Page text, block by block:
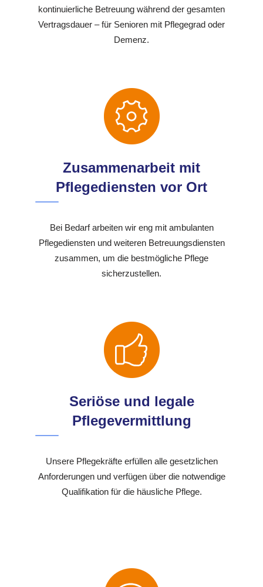
kontinuierliche Betreuung während der gesamten
Vertragsdauer – für Senioren mit Pflegegrad oder
Demenz.
Zusammenarbeit mit
Pflegediensten vor Ort
Bei Bedarf arbeiten wir eng mit ambulanten
Pflegediensten und weiteren Betreuungsdiensten
zusammen, um die bestmögliche Pflege
sicherzustellen.
Seriöse und legale
Pflegevermittlung
Unsere Pflegekräfte erfüllen alle gesetzlichen
Anforderungen und verfügen über die notwendige
Qualifikation für die häusliche Pflege.